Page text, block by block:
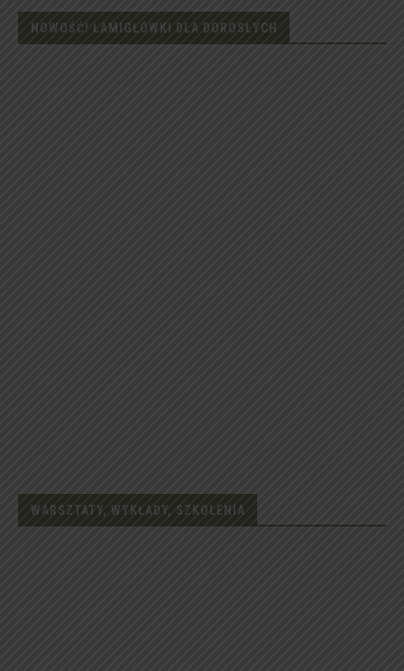
NOWOŚĆ! ŁAMIGŁÓWKI DLA DOROSŁYCH
WARSZTATY, WYKŁADY, SZKOLENIA